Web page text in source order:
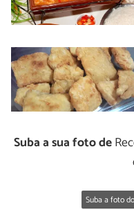
Suba a sua foto de
Suba a foto